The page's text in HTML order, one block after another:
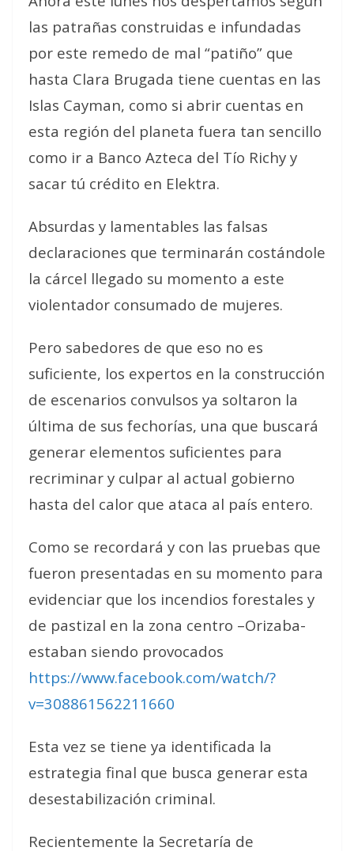
las patrañas construidas e infundadas
por este remedo de mal “patiño” que
hasta Clara Brugada tiene cuentas en las
Islas Cayman, como si abrir cuentas en
esta región del planeta fuera tan sencillo
como ir a Banco Azteca del Tío Richy y
sacar tú crédito en Elektra.
Absurdas y lamentables las falsas
declaraciones que terminarán costándole
la cárcel llegado su momento a este
violentador consumado de mujeres.
Pero sabedores de que eso no es
suficiente, los expertos en la construcción
de escenarios convulsos ya soltaron la
última de sus fechorías, una que buscará
generar elementos suficientes para
recriminar y culpar al actual gobierno
hasta del calor que ataca al país entero.
Como se recordará y con las pruebas que
fueron presentadas en su momento para
evidenciar que los incendios forestales y
de pastizal en la zona centro –Orizaba-
estaban siendo provocados
https://www.facebook.com/watch/?
v=308861562211660
Esta vez se tiene ya identificada la
estrategia final que busca generar esta
desestabilización criminal.
Recientemente la Secretaría de